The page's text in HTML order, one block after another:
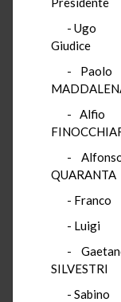
-
Giudice
-
-
-
-
-
-
-